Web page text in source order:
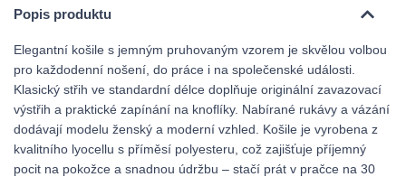
Popis produktu
Elegantní košile s jemným pruhovaným vzorem je skvělou volbou
pro každodenní nošení, do práce i na společenské události.
Klasický střih ve standardní délce doplňuje originální zavazovací
výstřih a praktické zapínání na knoflíky. Nabírané rukávy a vázání
dodávají modelu ženský a moderní vzhled. Košile je vyrobena z
kvalitního lyocellu s příměsí polyesteru, což zajišťuje příjemný
pocit na pokožce a snadnou údržbu – stačí prát v pračce na 30